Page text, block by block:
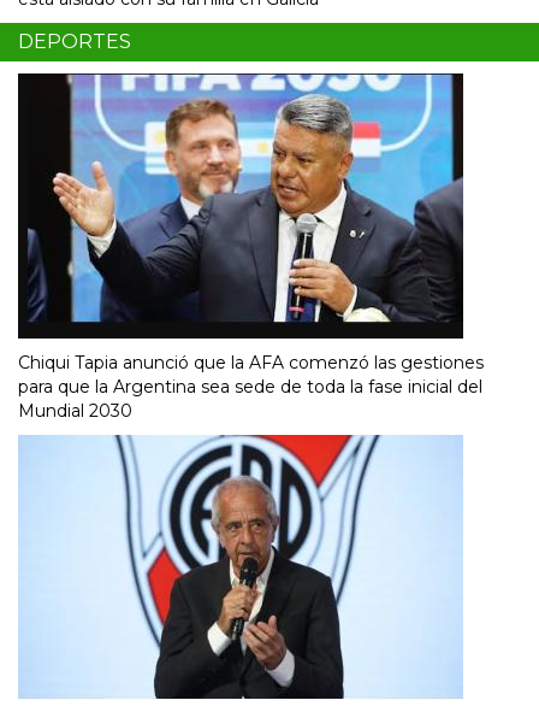
DEPORTES
Chiqui Tapia anunció que la AFA comenzó las gestiones
para que la Argentina sea sede de toda la fase inicial del
Mundial 2030